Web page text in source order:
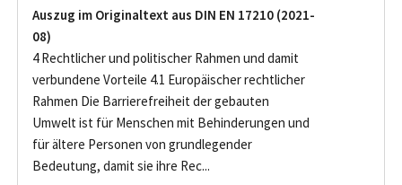
Auszug im Originaltext aus DIN EN 17210 (2021-
08)
4 Rechtlicher und politischer Rahmen und damit
verbundene Vorteile 4.1 Europäischer rechtlicher
Rahmen Die Barrierefreiheit der gebauten
Umwelt ist für Menschen mit Behinderungen und
für ältere Personen von grundlegender
Bedeutung, damit sie ihre Rec...